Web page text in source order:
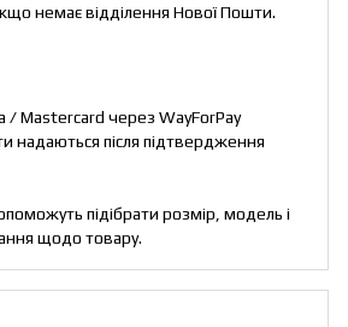
немає відділення Нової Пошти.
/ Mastercard через WayForPay
надаються після підтвердження
підібрати розмір, модель і
щодо товару.